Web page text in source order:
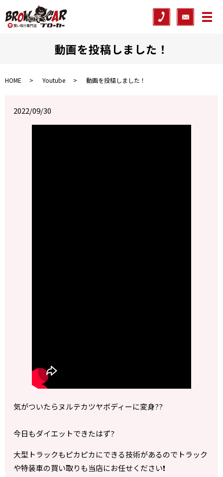
メ
動画を投稿しました！
HOME Youtube 動画を投稿しました！
2022/09/30
気がついたらヌルテカツヤボディーに変身??
今日もダイエットできたはず?
大型トラックもピカピカにできる技術があるのでトラック
や特装車の買い取りも当店にお任せください❗️